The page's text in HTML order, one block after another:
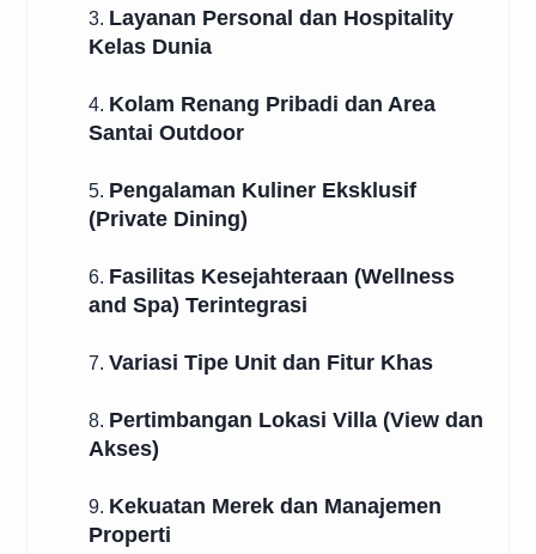
3. Layanan Personal dan Hospitality
Kelas Dunia
4. Kolam Renang Pribadi dan Area
Santai Outdoor
5. Pengalaman Kuliner Eksklusif
(Private Dining)
6. Fasilitas Kesejahteraan (Wellness
and Spa) Terintegrasi
7. Variasi Tipe Unit dan Fitur Khas
8. Pertimbangan Lokasi Villa (View dan
Akses)
9. Kekuatan Merek dan Manajemen
Properti